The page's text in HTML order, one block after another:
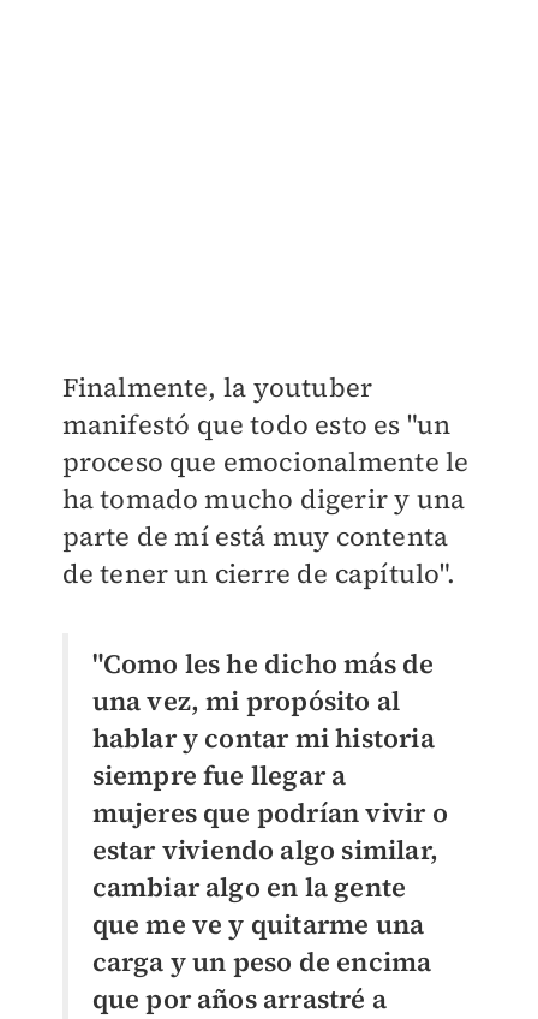
Finalmente, la youtuber
manifestó que todo esto es "un
proceso que emocionalmente le
ha tomado mucho digerir y una
parte de mí está muy contenta
de tener un cierre de capítulo".
"Como les he dicho más de
una vez, mi propósito al
hablar y contar mi historia
siempre fue llegar a
mujeres que podrían vivir o
estar viviendo algo similar,
cambiar algo en la gente
que me ve y quitarme una
carga y un peso de encima
que por años arrastré a